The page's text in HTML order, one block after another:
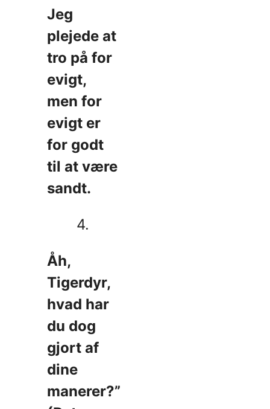
Jeg
plejede at
tro på for
evigt,
men for
evigt er
for godt
til at være
sandt.
4.
Åh,
Tigerdyr,
hvad har
du dog
gjort af
dine
manerer?”